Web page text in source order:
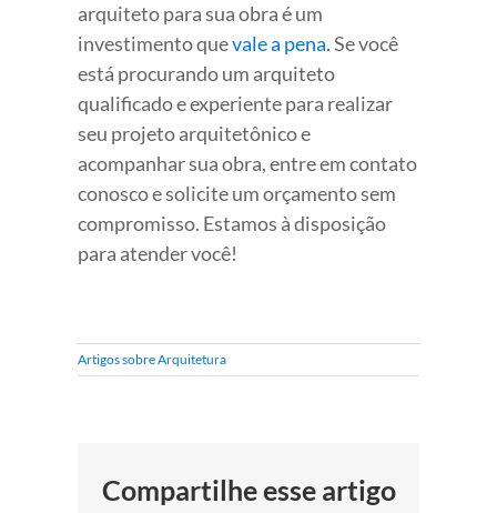
arquiteto para sua obra é um
investimento quevale a pena. Se você
está procurando um arquiteto
qualificado e experiente para realizar
seu projeto arquitetônico e
acompanhar sua obra, entre em contato
conosco e solicite um orçamento sem
compromisso. Estamos à disposição
para atender você!
Artigos sobre Arquitetura
Compartilhe esse artigo